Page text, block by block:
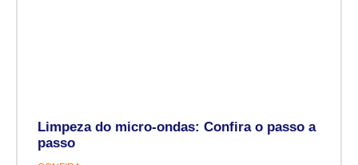
Limpeza do micro-ondas: Confira o passo a
passo